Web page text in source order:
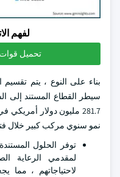
لفهم
تحميل قوات
بناء على النوع ، يتم
سيطر القطاع المستند إلى
نمو سنوي مركب كبير خلال
توفر الحلول
لمقدمي الرعاية
لاحتياجاتهم ، مما